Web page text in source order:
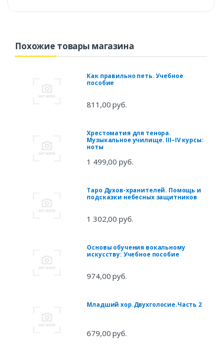
Похожие товары магазина
Как правильно петь. Учебное
пособие
811,00 руб.
Хрестоматия для тенора.
Музыкальное училище. III–IV курсы:
ноты
1 499,00 руб.
Таро Духов-хранителей. Помощь и
подсказки небесных защитников
1 302,00 руб.
Основы обучения вокальному
искусству: Учебное пособие
974,00 руб.
Младший хор.Двухголосие.Часть 2
679,00 руб.